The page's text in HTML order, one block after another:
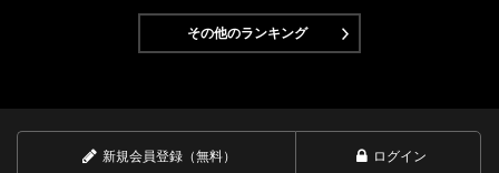
その他のランキング
新規会員登録（無料） ログイン